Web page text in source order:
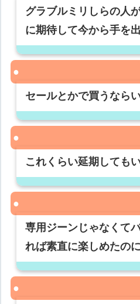
グラブルミリしらの人
に期待して今から手を
セールとかで買うなら
これくらい延期しても
専用ジーンじゃなくて
れば素直に楽しめたのに